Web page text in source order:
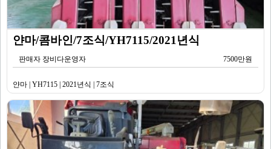
얀마/콤바인/7조식/YH7115/2021년식
판매자 장비다운영자 7500만원
얀마 | YH7115 | 2021년식 | 7조식